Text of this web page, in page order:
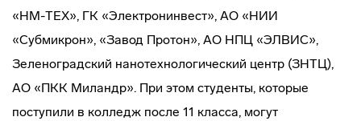
«НМ-ТЕХ», ГК «Электронинвест», АО «НИИ
«Субмикрон», «Завод Протон», АО НПЦ «ЭЛВИС»,
Зеленоградский нанотехнологический центр (ЗНТЦ),
АО «ПКК Миландр». При этом студенты, которые
поступили в колледж после 11 класса, могут